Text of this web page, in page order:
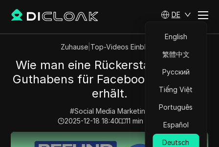
DE
English
繁體中文
Русский
Tiếng Việt
Português
Español
Deutsch
Zuhause Top-Videos Einblicke
Wie man eine Rückerstattung des
Guthabens für Facebook-Werbung
erhält.
#Social Media Marketing
2025-12-18 18:40
11 min lesen
Play Video:Wie man eine Rückerstattung des